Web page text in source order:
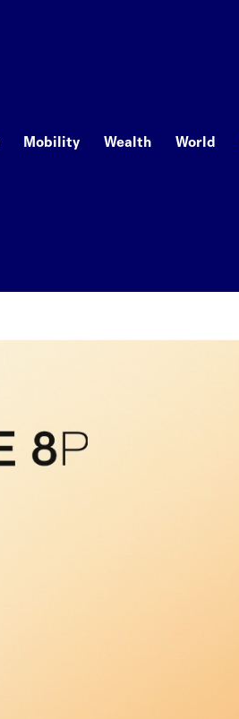
Mobility Wealth World